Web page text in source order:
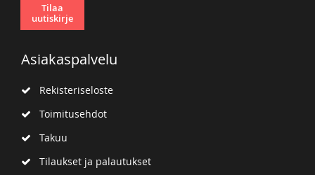
Tilaa
uutiskirje
Asiakaspalvelu
Rekisteriseloste
Toimitusehdot
Takuu
Tilaukset ja palautukset